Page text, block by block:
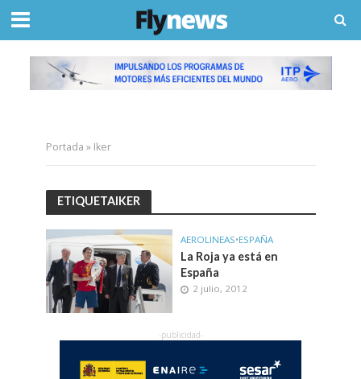
Portada » Iker
ETIQUETAIKER
AEROLINEAS•ESPAÑA
La Roja ya está en
España
2 julio, 2012